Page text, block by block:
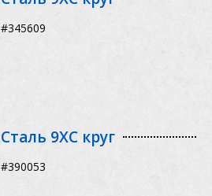
#345609
Сталь 9ХС круг
#390053